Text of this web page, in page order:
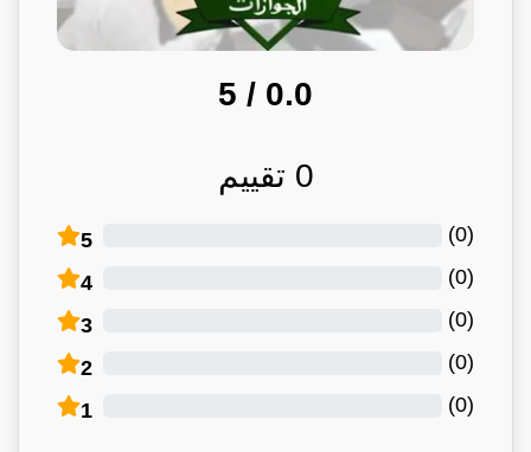
0.0
/ 5
0 تقييم
5 (
0
)
4 (
0
)
3 (
0
)
2 (
0
)
1 (
0
)